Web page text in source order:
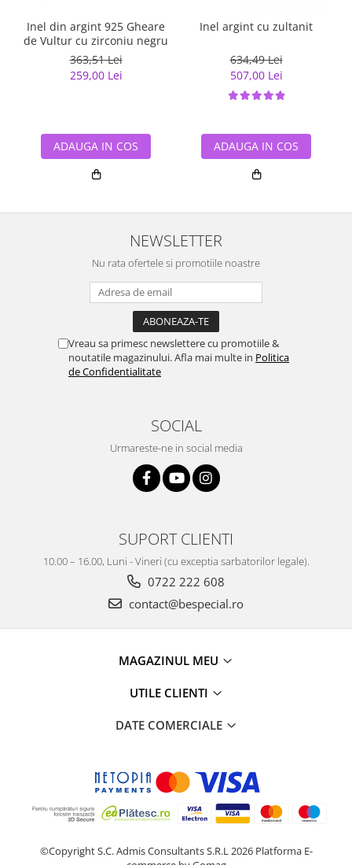
Inel din argint 925 Gheare
de Vultur cu zirconiu negru
363,51 Lei
259,00 Lei
ADAUGA IN COS
Inel argint cu zultanit
634,49 Lei
507,00 Lei
ADAUGA IN COS
NEWSLETTER
Nu rata ofertele si promotiile noastre
Vreau sa primesc newslettere cu promotiile &
noutatile magazinului. Afla mai multe in Politica
de Confidentialitate
SOCIAL
Urmareste-ne in social media
SUPORT CLIENTI
10.00 – 16.00, Luni - Vineri (cu exceptia sarbatorilor legale).
0722 222 608
contact@bespecial.ro
MAGAZINUL MEU
UTILE CLIENTI
DATE COMERCIALE
©Copyright S.C. Admis Consultants S.R.L 2026 Platforma E-